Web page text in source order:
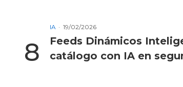
IA 19/02/2026
Feeds Dinámicos
catálogo con IA en